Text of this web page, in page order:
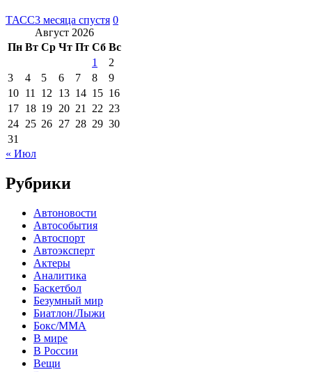
ТАСС3 месяца спустя 0
Август 2026
Пн Вт Ср Чт Пт Сб Вс
1
2
3
4 5 6 7 8
9
10 11 12 13 14 15 16
17 18 19 20 21 22 23
24 25 26 27 28 29 30
31
« Июл
Рубрики
Автоновости
Автособытия
Автоспорт
Автоэксперт
Актеры
Аналитика
Баскетбол
Безумный мир
Биатлон/Лыжи
Бокс/MMA
В мире
В России
Вещи